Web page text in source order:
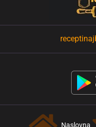
Naslovna